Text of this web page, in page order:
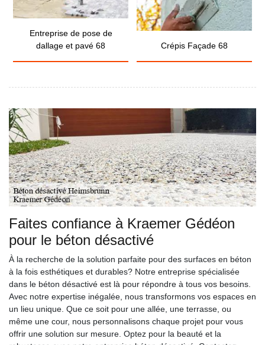
Entreprise de pose de
dallage et pavé 68
Crépis Façade 68
Faites confiance à Kraemer Gédéon
pour le béton désactivé
À la recherche de la solution parfaite pour des surfaces en béton
à la fois esthétiques et durables? Notre entreprise spécialisée
dans le béton désactivé est là pour répondre à tous vos besoins.
Avec notre expertise inégalée, nous transformons vos espaces en
un lieu unique. Que ce soit pour une allée, une terrasse, ou
même une cour, nous personnalisons chaque projet pour vous
offrir une solution sur mesure. Optez pour la beauté et la